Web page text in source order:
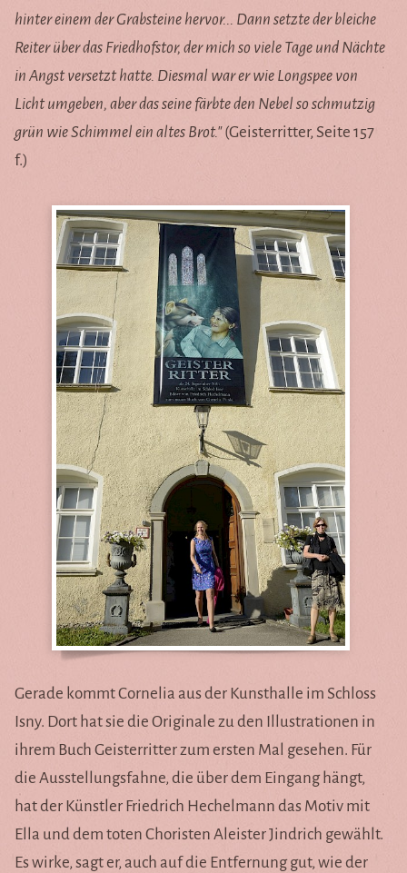
hinter einem der Grabsteine hervor... Dann setzte der bleiche
Reiter über das Friedhofstor, der mich so viele Tage und Nächte
in Angst versetzt hatte. Diesmal war er wie Longspee von
Licht umgeben, aber das seine färbte den Nebel so schmutzig
grün wie Schimmel ein altes Brot."(Geisterritter, Seite 157
f.)
Gerade kommt Cornelia aus der Kunsthalle im Schloss
Isny. Dort hat sie die Originale zu den Illustrationen in
ihrem Buch Geisterritter zum ersten Mal gesehen. Für
die Ausstellungsfahne, die über dem Eingang hängt,
hat der Künstler Friedrich Hechelmann das Motiv mit
Ella und dem toten Choristen Aleister Jindrich gewählt.
Es wirke, sagt er, auch auf die Entfernung gut, wie der